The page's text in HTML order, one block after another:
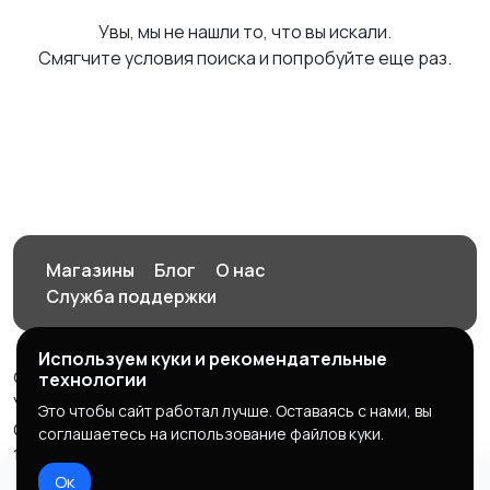
Увы, мы не нашли то, что вы искали.
Смягчите условия поиска и попробуйте еще раз.
Магазины Блог
О нас
Служба поддержки
© 2026 Орен-АЙ - Авто | Недвижимость | Работа |
Услуги
Создал Карусов Е.С ООО "ЦПК" ИНН 5609203278 ОГРН
1235600008841
Используем куки и рекомендательные
технологии
Это чтобы сайт работал лучше. Оставаясь с нами, вы
соглашаетесь на использование файлов куки.
Ок